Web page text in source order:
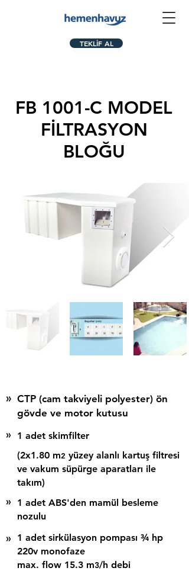
TEKLİF AL
FB 1001-C MODEL
FİLTRASYON
BLOĞU
» CTP (cam takviyeli polyester) ön
gövde ve motor kutusu
»
1 adet skimfilter
(2x1.80 m2 yüzey alanlı kartuş filtresi
ve vakum süpürge aparatları ile
takım)
»
1 adet ABS'den mamül besleme
nozulu
»
1 adet sirkülasyon pompası ¾ hp
220v monofaze
max. flow 15.3 m3/h debi